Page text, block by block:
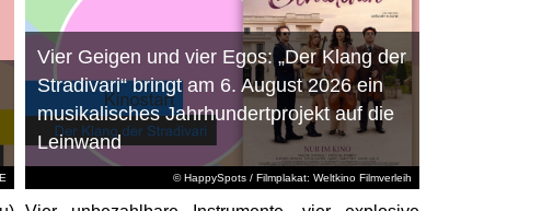
© HappySpots / Filmplakat: Weltkino Filmverleih
Vier Geigen und vier Egos: „Der Klang der
Stradivari“ bringt am 6. August 2026 ein
musikalisches Jahrhundertprojekt auf die
Leinwand